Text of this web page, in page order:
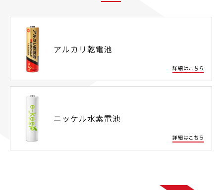
アルカリ乾電池
詳細はこちら
ニッケル水素電池
詳細はこちら